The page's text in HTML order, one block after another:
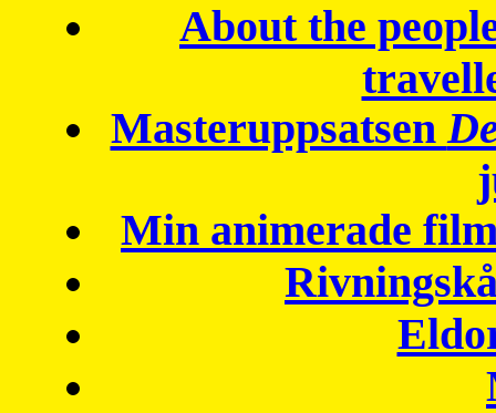
About the
Masteruppsatsen
Min animerade